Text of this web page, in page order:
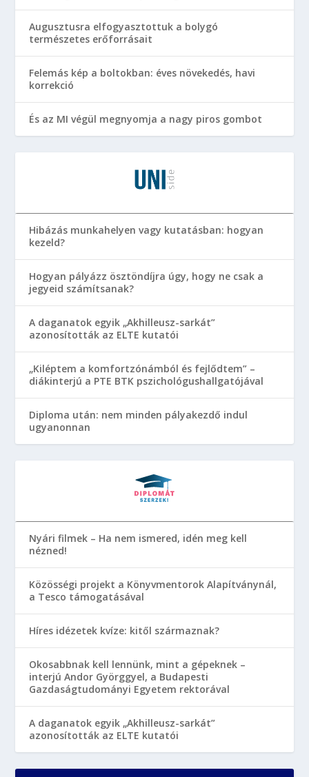
Augusztusra elfogyasztottuk a bolygó
természetes erőforrásait
Felemás kép a boltokban: éves növekedés, havi
korrekció
És az MI végül megnyomja a nagy piros gombot
Hibázás munkahelyen vagy kutatásban: hogyan
kezeld?
Hogyan pályázz ösztöndíjra úgy, hogy ne csak a
jegyeid számítsanak?
A daganatok egyik „Akhilleusz-sarkát”
azonosították az ELTE kutatói
„Kiléptem a komfortzónámból és fejlődtem” –
diákinterjú a PTE BTK pszichológushallgatójával
Diploma után: nem minden pályakezdő indul
ugyanonnan
Nyári filmek – Ha nem ismered, idén meg kell
nézned!
Közösségi projekt a Könyvmentorok Alapítványnál,
a Tesco támogatásával
Híres idézetek kvíze: kitől származnak?
Okosabbnak kell lennünk, mint a gépeknek –
interjú Andor Györggyel, a Budapesti
Gazdaságtudományi Egyetem rektorával
A daganatok egyik „Akhilleusz-sarkát”
azonosították az ELTE kutatói